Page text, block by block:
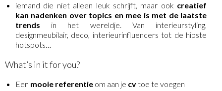
iemand die niet alleen leuk schrijft, maar ook creatief
kan nadenken over topics en mee is met de laatste
trends in het wereldje. Van interieurstyling,
designmeubilair, deco, interieurinfluencers tot de hipste
hotspots…
What’s in it for you?
Een mooie referentie om aan je cvtoe te voegen